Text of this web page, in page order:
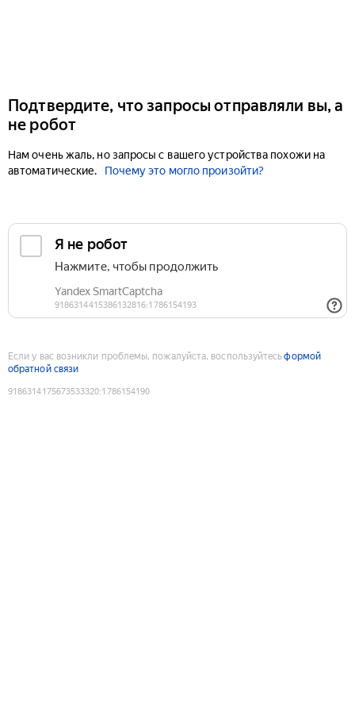
Подтвердите, что запросы отправляли вы, а
не робот
Нам очень жаль, но запросы с вашего устройства похожи на
автоматические.
Почему это могло произойти?
Если у вас возникли проблемы, пожалуйста, воспользуйтесьформой
обратной связи
9186314175673533320:1786154190